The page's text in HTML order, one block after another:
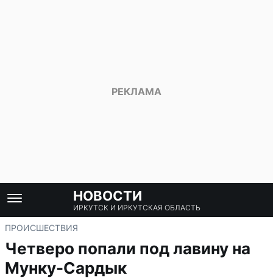
НОВОСТИ
ИРКУТСК И ИРКУТСКАЯ ОБЛАСТЬ
ПРОИСШЕСТВИЯ
Четверо попали под лавину на
Мунку-Сардык